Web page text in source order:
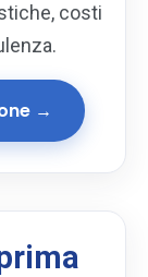
costi
→